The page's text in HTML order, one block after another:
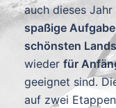
auch dieses
spaßige
schönsten
wieder für
geeignet sind.
auf zwei